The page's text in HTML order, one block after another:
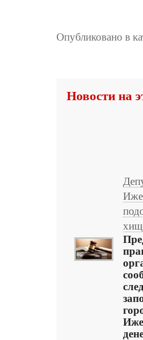
Опубликовано в
Новости на